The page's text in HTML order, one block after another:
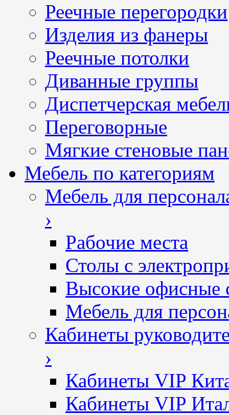
Реечные перегородки
Изделия из фанеры
Реечные потолки
Диванные группы
Диспетчерская
Переговорные
Мягкие стеновые
Мебель по категориям
Мебель для
›
Рабочие места
Столы с
Высокие офисные
Мебель для
Кабинеты
›
Кабинеты VIP
Кабинеты VIP